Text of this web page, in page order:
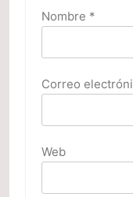
Nombre *
Correo
Web